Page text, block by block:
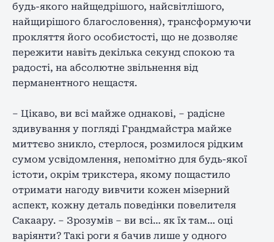
будь-якого найщедрішого, найсвітлішого,
найщирішого благословення), трансформуючи
прокляття його особистості, що не дозволяє
пережити навіть декілька секунд спокою та
радості, на абсолютне звільнення від
перманентного нещастя.
– Цікаво, ви всі майже однакові, – радісне
здивування у погляді Грандмайстра майже
миттєво зникло, стерлося, розмилося рідким
сумом усвідомлення, непомітно для будь-якої
істоти, окрім трикстера, якому пощастило
отримати нагоду вивчити кожен мізерний
аспект, кожну деталь поведінки повелителя
Сакаару. – Зрозумів – ви всі… як їх там… оці
варіянти? Такі роги я бачив лише у одного